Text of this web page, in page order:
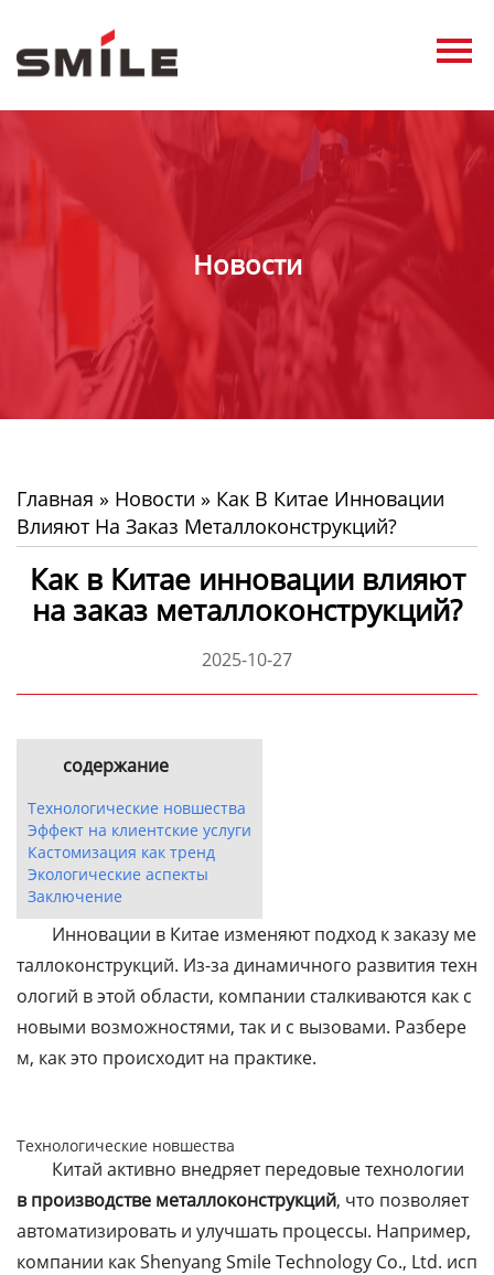
Продукция
О нас
Контакты Новости
Главная » Новости » Как В Китае Инновации
Влияют На Заказ Металлоконструкций?
Как в Китае инновации влияют
на заказ металлоконструкций?
2025-10-27
содержание
Технологические новшества
Эффект на клиентские услуги
Кастомизация как тренд
Экологические аспекты
Заключение
Инновации в Китае изменяют подход к заказу ме
таллоконструкций. Из-за динамичного развития техн
ологий в этой области, компании сталкиваются как с
новыми возможностями, так и с вызовами. Разбере
м, как это происходит на практике.
Технологические новшества
Китай активно внедряет передовые технологии
в производстве металлоконструкций, что позволяет
автоматизировать и улучшать процессы. Например,
компании как Shenyang Smile Technology Co., Ltd. исп